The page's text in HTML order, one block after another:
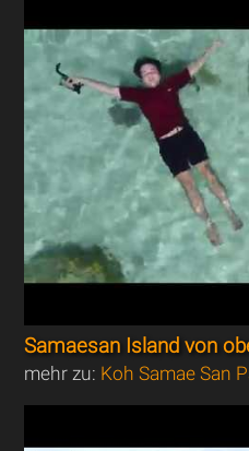
Samaesan Island von
mehr zu: Koh Samae San